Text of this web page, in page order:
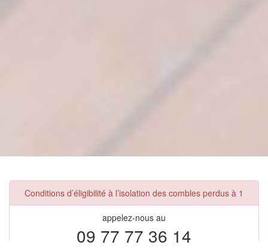
Conditions d’éligibilité à l’isolation des combles perdus à 1
appelez-nous au
09 77 77 36 14